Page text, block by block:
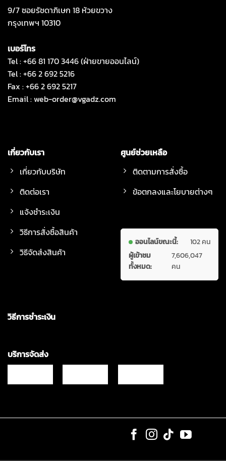
9/7 ซอยรัชดาภิเษก 18 ห้วยขวาง
กรุงเทพฯ 10310
เบอร์โทร
Tel : +66 81 170 3446 (ฝ่ายขายออนไลน์)
Tel : +66 2 692 5216
Fax : +66 2 692 5217
Email :web-order@vgadz.com
เกี่ยวกับเรา
เกี่ยวกับบริษัท
ติดต่อเรา
แจ้งชำระเงิน
วิธีการสั่งซื้อสินค้า
วิธีจัดส่งสินค้า
ศูนย์ช่วยเหลือ
ติดตามการสั่งซื้อ
ข้อตกลงและโยบายต่างๆ
ออนไลน์ขณะนี้:
102 คน
ผู้เข้าชม
ทั้งหมด:
7,606,047
คน
วิธีการชำระเงิน
บริการจัดส่ง